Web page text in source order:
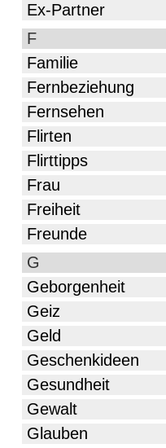
Ex-Partner
F
Familie
Fernbeziehung
Fernsehen
Flirten
Flirttipps
Frau
Freiheit
Freunde
G
Geborgenheit
Geiz
Geld
Geschenkideen
Gesundheit
Gewalt
Glauben